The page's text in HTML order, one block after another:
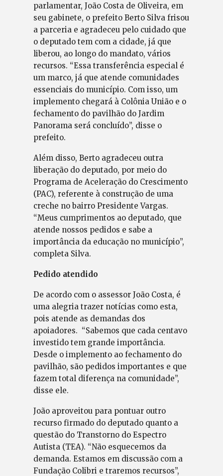
parlamentar, João Costa de Oliveira, em
seu gabinete, o prefeito Berto Silva frisou
a parceria e agradeceu pelo cuidado que
o deputado tem com a cidade, já que
liberou, ao longo do mandato, vários
recursos. “Essa transferência especial é
um marco, já que atende comunidades
essenciais do município. Com isso, um
implemento chegará à Colônia União e o
fechamento do pavilhão do Jardim
Panorama será concluído”, disse o
prefeito.
Além disso, Berto agradeceu outra
liberação do deputado, por meio do
Programa de Aceleração do Crescimento
(PAC), referente à construção de uma
creche no bairro Presidente Vargas.
“Meus cumprimentos ao deputado, que
atende nossos pedidos e sabe a
importância da educação no município”,
completa Silva.
Pedido atendido
De acordo com o assessor João Costa, é
uma alegria trazer notícias como esta,
pois atende as demandas dos
apoiadores. “Sabemos que cada centavo
investido tem grande importância.
Desde o implemento ao fechamento do
pavilhão, são pedidos importantes e que
fazem total diferença na comunidade”,
disse ele.
João aproveitou para pontuar outro
recurso firmado do deputado quanto a
questão do Transtorno do Espectro
Autista (TEA). “Não esquecemos da
demanda. Estamos em discussão com a
Fundação Colibri e traremos recursos”,